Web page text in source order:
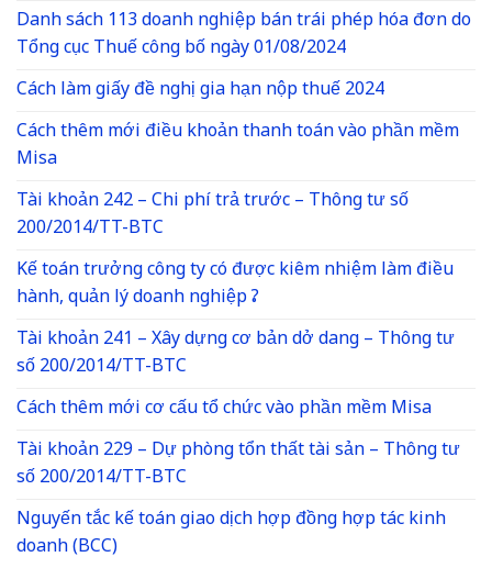
Danh sách 113 doanh nghiệp bán trái phép hóa đơn do
Tổng cục Thuế công bố ngày 01/08/2024
Cách làm giấy đề nghị gia hạn nộp thuế 2024
Cách thêm mới điều khoản thanh toán vào phần mềm
Misa
Tài khoản 242 – Chi phí trả trước – Thông tư số
200/2014/TT-BTC
Kế toán trưởng công ty có được kiêm nhiệm làm điều
hành, quản lý doanh nghiệp ?
Tài khoản 241 – Xây dựng cơ bản dở dang – Thông tư
số 200/2014/TT-BTC
Cách thêm mới cơ cấu tổ chức vào phần mềm Misa
Tài khoản 229 – Dự phòng tổn thất tài sản – Thông tư
số 200/2014/TT-BTC
Nguyến tắc kế toán giao dịch hợp đồng hợp tác kinh
doanh (BCC)